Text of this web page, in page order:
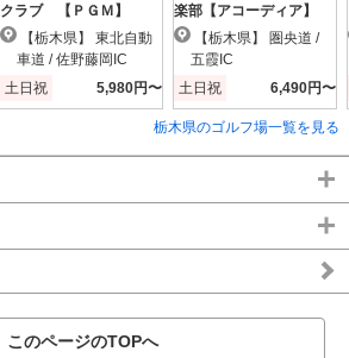
クラブ 【ＰＧＭ】
車道 / 佐野藤岡IC
土日祝
5,980円〜
楽部【アコーディア】
五霞IC
土日祝
6,490円〜
栃木県のゴルフ場一覧を見る
このページのTOPへ